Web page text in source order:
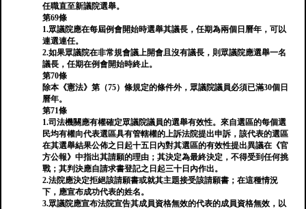
任職直至新議院選舉。
第69條
1.眾議院應在每屆例會開始時選舉其議長，任期為兩個日曆年，可以
連選連任。
2.如果眾議院在非常規會議上開會且沒有議長，則眾議院應選舉一名
議長，任期在例會開始時終止。
第70條
除本《憲法》第（75）條規定的條件外，眾議院議員必須已滿30個日
曆年。
第71條
1.司法機關應有權確定眾議院議員的選舉有效性。來自選區的每個選
民均有權向代表選區具有管轄權的上訴法院提出申訴，該代表的選區
在其選舉結果公佈之日起十五日內對其選區的有效性提出異議在《官
方公報》中指出其請願的理由；其決定為最終決定，不得受到任何挑
戰；其判決應自請求書登記之日起三十日內作出。
2.法院應決定拒絕該請願書或就其主題接受該請願書；在這種情況
下，應宣布成功代表的姓名。
3.眾議院應宣布法院宣告其成員資格無效的代表的成員資格無效，以